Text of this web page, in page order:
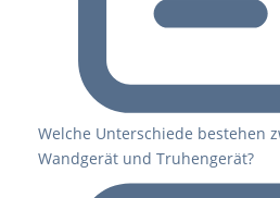
Welche Unterschiede bestehen
Wandgerät und Truhengerät?